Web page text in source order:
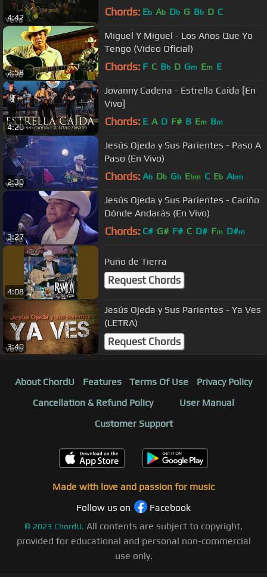
4:42 Chords: Eb Ab Db G Bb D C
2:58
Miguel Y Miguel - Los Años Que Yo
Tengo (Video Oficial)
Chords: F C Bb D Gm Em E
4:20
Jovanny Cadena - Estrella Caída [En
Vivo]
Chords: E A D F# B Em Bm
2:30
Jesús Ojeda y Sus Parientes - Paso A
Paso (En Vivo)
Chords: Ab Db Gb Ebm C Eb Abm
3:27
Jesús Ojeda y Sus Parientes - Cariño
Dónde Andarás (En Vivo)
Chords: C# G# F# C D# Fm D#m
4:08
Puño de Tierra
Request Chords
3:40
Jesús Ojeda y Sus Parientes - Ya Ves
(LETRA)
Request Chords
About ChordU Features Terms Of Use
Privacy Policy
Cancellation & Refund Policy
User Manual
Customer Support
Made with love and passion for music
Follow us on
Facebook
© 2023 ChordU. All contents are subject to copyright,
provided for educational and personal non-commercial
use only.